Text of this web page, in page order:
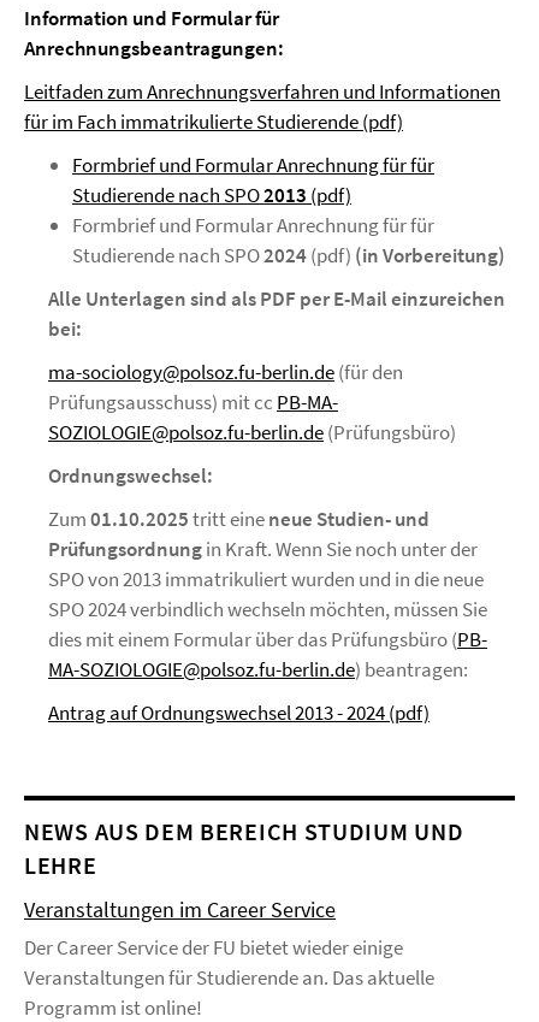
Information und Formular für
Anrechnungsbeantragungen:
Leitfaden zum Anrechnungsverfahren und Informationen
für im Fach immatrikulierte Studierende (pdf)
Formbrief und Formular Anrechnung für für
Studierende nach SPO2013 (pdf)
Formbrief und Formular Anrechnung für für
Studierende nach SPO2024(pdf) (in Vorbereitung)
Alle Unterlagen sind als PDF per E-Mail einzureichen
bei:
ma-sociology@polsoz.fu-berlin.de(für den
Prüfungsausschuss) mit cc PB-MA-
SOZIOLOGIE@polsoz.fu-berlin.de(Prüfungsbüro)
Ordnungswechsel:
Zum01.10.2025tritt eineneue Studien- und
Prüfungsordnungin Kraft. Wenn Sie noch unter der
SPO von 2013 immatrikuliert wurden und in die neue
SPO 2024 verbindlich wechseln möchten, müssen Sie
dies mit einem Formular über das Prüfungsbüro (PB-
MA-SOZIOLOGIE@polsoz.fu-berlin.de) beantragen:
Antrag auf Ordnungswechsel 2013 - 2024 (pdf)
NEWS AUS DEM BEREICH STUDIUM UND
LEHRE
Veranstaltungen im Career Service
Der Career Service der FU bietet wieder einige
Veranstaltungen für Studierende an. Das aktuelle
Programm ist online!